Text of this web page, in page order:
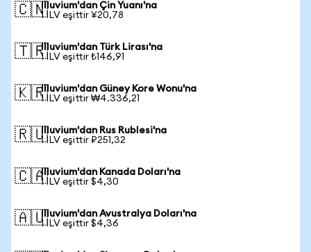
🇨🇳Illuvium'dan Çin Yuanı'na
1 ILV eşittir ¥20,78
🇹🇷Illuvium'dan Türk Lirası'na
1 ILV eşittir ₺146,91
🇰🇷Illuvium'dan Güney Kore Wonu'na
1 ILV eşittir ₩4.336,21
🇷🇺Illuvium'dan Rus Rublesi'na
1 ILV eşittir ₽251,32
🇨🇦Illuvium'dan Kanada Doları'na
1 ILV eşittir $4,30
🇦🇺Illuvium'dan Avustralya Doları'na
1 ILV eşittir $4,36